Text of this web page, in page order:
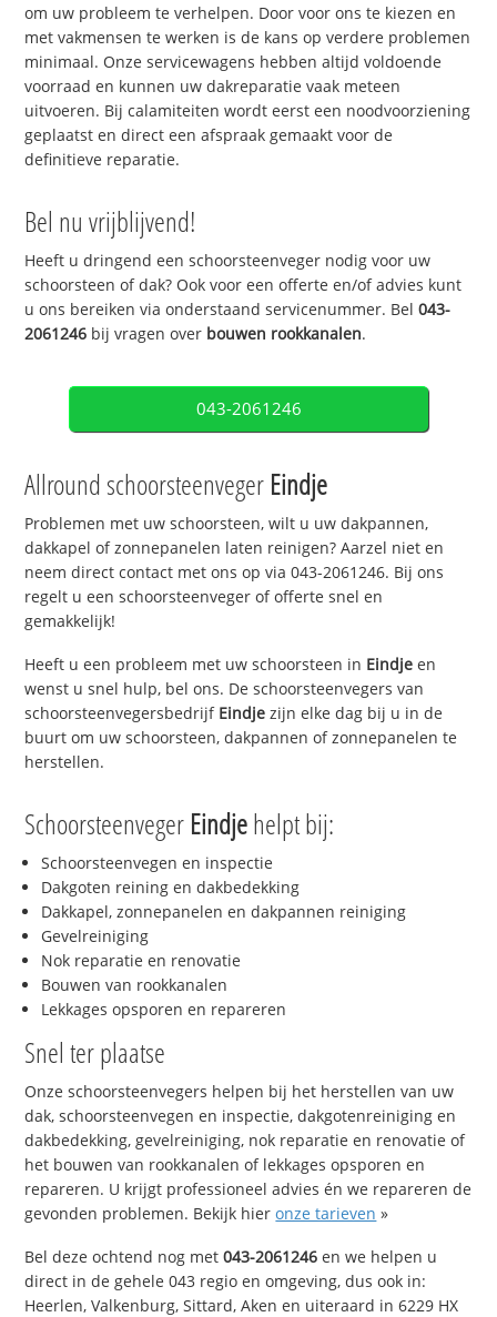
om uw probleem te verhelpen. Door voor ons te kiezen en
met vakmensen te werken is de kans op verdere problemen
minimaal. Onze servicewagens hebben altijd voldoende
voorraad en kunnen uw dakreparatie vaak meteen
uitvoeren. Bij calamiteiten wordt eerst een noodvoorziening
geplaatst en direct een afspraak gemaakt voor de
definitieve reparatie.
Bel nu vrijblijvend!
Heeft u dringend een schoorsteenveger nodig voor uw
schoorsteen of dak? Ook voor een offerte en/of advies kunt
u ons bereiken via onderstaand servicenummer. Bel043-
2061246 bij vragen over bouwen rookkanalen.
043-2061246
Allround schoorsteenveger Eindje
Problemen met uw schoorsteen, wilt u uw dakpannen,
dakkapel of zonnepanelen laten reinigen? Aarzel niet en
neem direct contact met ons op via 043-2061246. Bij ons
regelt u een schoorsteenveger of offerte snel en
gemakkelijk!
Heeft u een probleem met uw schoorsteen in Eindje en
wenst u snel hulp, bel ons. De schoorsteenvegers van
schoorsteenvegersbedrijf Eindje zijn elke dag bij u in de
buurt om uw schoorsteen, dakpannen of zonnepanelen te
herstellen.
Schoorsteenveger Eindjehelpt bij:
Schoorsteenvegen en inspectie
Dakgoten reining en dakbedekking
Dakkapel, zonnepanelen en dakpannen reiniging
Gevelreiniging
Nok reparatie en renovatie
Bouwen van rookkanalen
Lekkages opsporen en repareren
Snel ter plaatse
Onze schoorsteenvegers helpen bij het herstellen van uw
dak, schoorsteenvegen en inspectie, dakgotenreiniging en
dakbedekking, gevelreiniging, nok reparatie en renovatie of
het bouwen van rookkanalen of lekkages opsporen en
repareren. U krijgt professioneel advies én we repareren de
gevonden problemen. Bekijk hieronze tarieven »
Bel deze ochtend nog met043-2061246 en we helpen u
direct in de gehele 043 regio en omgeving, dus ook in:
Heerlen, Valkenburg, Sittard, Aken en uiteraard in 6229 HX